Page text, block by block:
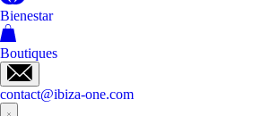
Bienestar
Boutiques
contact@ibiza-one.com